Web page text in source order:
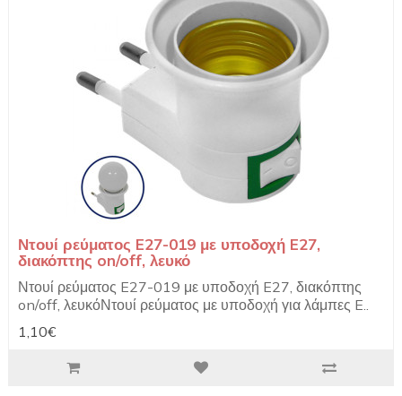
Ντουί ρεύματος E27-019 με υποδοχή E27,
διακόπτης on/off, λευκό
Ντουί ρεύματος E27-019 με υποδοχή E27, διακόπτης
on/off, λευκόΝτουί ρεύματος με υποδοχή για λάμπες E..
1,10€